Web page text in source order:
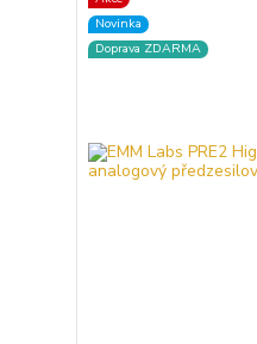
Novinka
Doprava ZDARMA